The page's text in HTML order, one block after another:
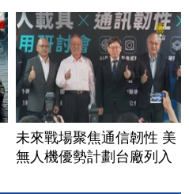
未來戰場聚焦通信韌性 美
無人機優勢計劃台廠列入